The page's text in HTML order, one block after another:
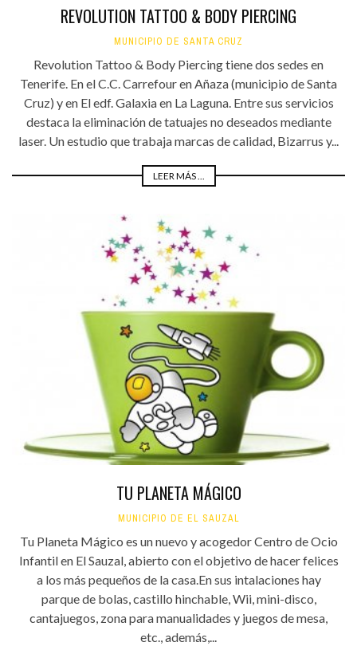
REVOLUTION TATTOO & BODY PIERCING
MUNICIPIO DE SANTA CRUZ
Revolution Tattoo & Body Piercing tiene dos sedes en
Tenerife. En el C.C. Carrefour en Añaza (municipio de Santa
Cruz) y en El edf. Galaxia en La Laguna. Entre sus servicios
destaca la eliminación de tatuajes no deseados mediante
laser. Un estudio que trabaja marcas de calidad, Bizarrus y...
LEER MÁS ...
TU PLANETA MÁGICO
MUNICIPIO DE EL SAUZAL
Tu Planeta Mágico es un nuevo y acogedor Centro de Ocio
Infantil en El Sauzal, abierto con el objetivo de hacer felices
a los más pequeños de la casa.En sus intalaciones hay
parque de bolas, castillo hinchable, Wii, mini-disco,
cantajuegos, zona para manualidades y juegos de mesa,
etc., además,...